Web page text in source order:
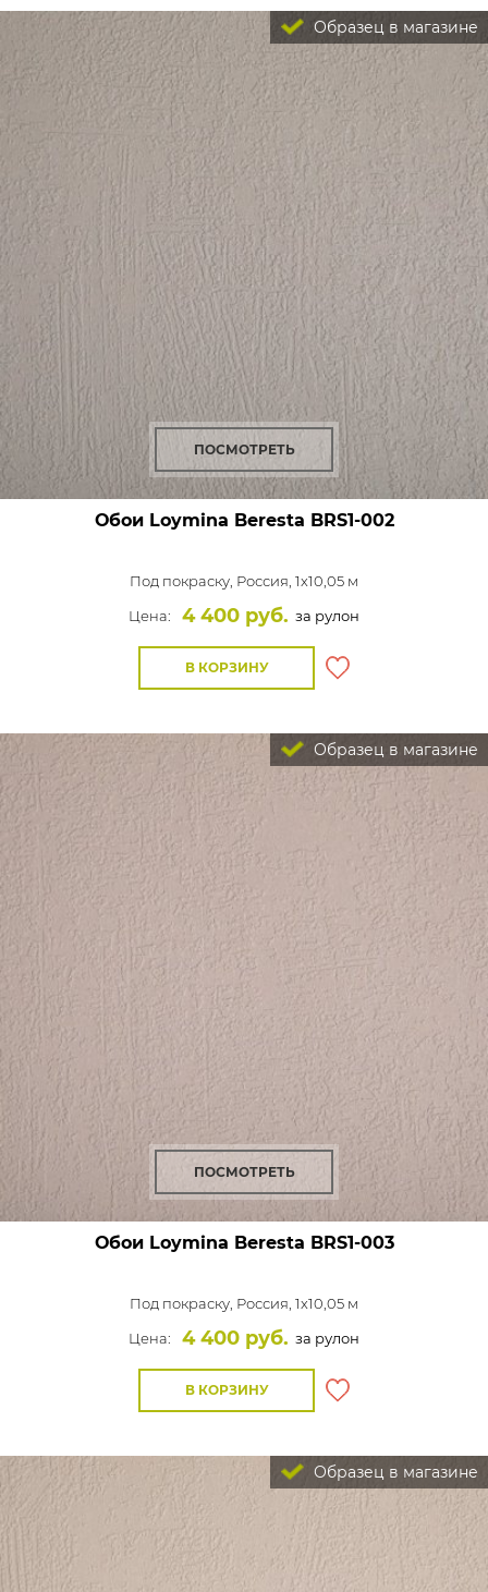
Образец в магазине
ПОСМОТРЕТЬ
Обои Loymina Beresta BRS1-002
Под покраску, Россия, 1x10,05 м
Цена:
4 400 руб. за рулон
В КОРЗИНУ
Образец в магазине
ПОСМОТРЕТЬ
Обои Loymina Beresta BRS1-003
Под покраску, Россия, 1x10,05 м
Цена:
4 400 руб. за рулон
В КОРЗИНУ
Образец в магазине